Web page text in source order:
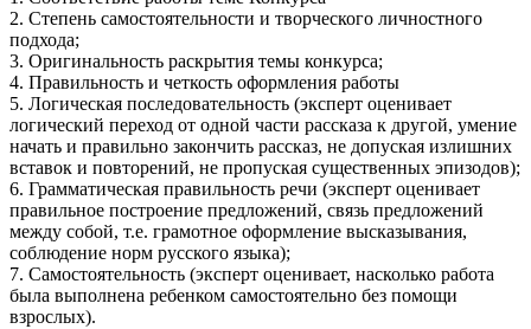
2. Степень самостоятельности и творческого личностного
подхода;
3. Оригинальность раскрытия темы конкурса;
4. Правильность и четкость оформления работы
5. Логическая последовательность (эксперт оценивает
логический переход от одной части рассказа к другой, умение
начать и правильно закончить рассказ, не допуская излишних
вставок и повторений, не пропуская существенных эпизодов);
6. Грамматическая правильность речи (эксперт оценивает
правильное построение предложений, связь предложений
между собой, т.е. грамотное оформление высказывания,
соблюдение норм русского языка);
7. Самостоятельность (эксперт оценивает, насколько работа
была выполнена ребенком самостоятельно без помощи
взрослых).